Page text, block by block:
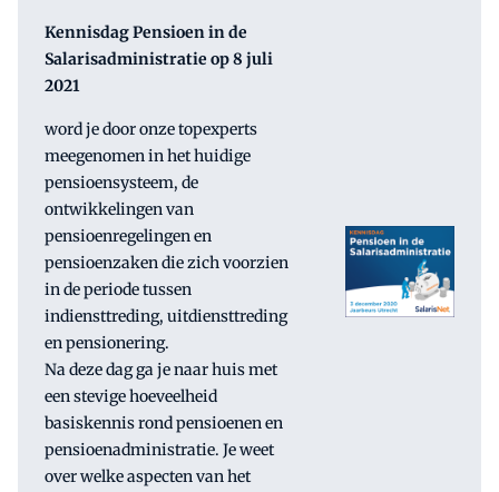
Kennisdag Pensioen in de
Salarisadministratie op 8 juli
2021
word je door onze topexperts
meegenomen in het huidige
pensioensysteem, de
ontwikkelingen van
pensioenregelingen en
pensioenzaken die zich voorzien
in de periode tussen
indiensttreding, uitdiensttreding
en pensionering.
Na deze dag ga je naar huis met
een stevige hoeveelheid
basiskennis rond pensioenen en
pensioenadministratie. Je weet
over welke aspecten van het